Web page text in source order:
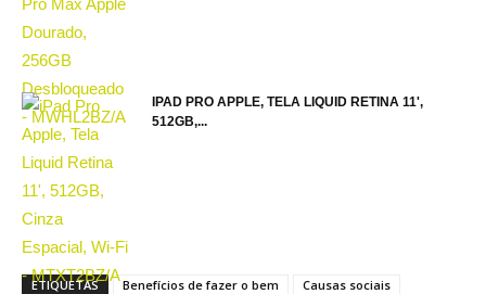
IPAD PRO APPLE, TELA LIQUID RETINA 11',
512GB,...
ETIQUETAS Benefícios de fazer o bem
Causas sociais